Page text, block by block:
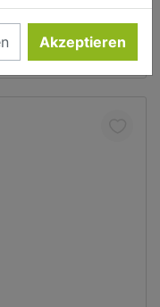
Akzeptieren
Warenkorb